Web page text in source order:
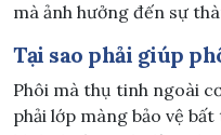
mà ảnh hưởng đến sự
Tại sao phải giúp
Phôi mà thụ tinh ngoài
phải lớp màng bảo vệ